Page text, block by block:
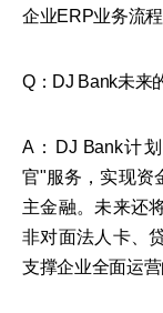
企业ERP业务流
Q：DJ Bank未来
A：DJ Bank计
官"服务，实现资
主金融。未来还
非对面法人卡、
支撑企业全面运